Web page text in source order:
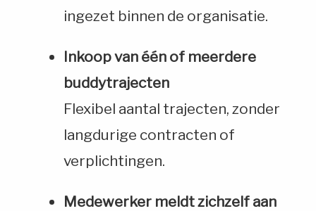
ingezet binnen de organisatie.
Inkoop van één of meerdere
buddytrajecten
Flexibel aantal trajecten, zonder
langdurige contracten of
verplichtingen.
Medewerker meldt zichzelf aan